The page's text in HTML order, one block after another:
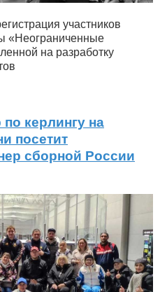
участников
«Неограниченные
на разработку
керлингу на
посетит
сборной России